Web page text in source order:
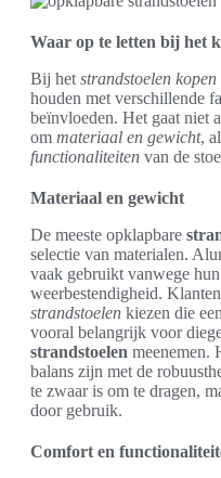
Waar op te letten bij het
Bij het strandstoelen kopen
houden met verschillende
beïnvloeden. Het gaat niet
om materiaal en gewicht,
functionaliteiten van de
Materiaal en gewicht
De meeste opklapbare
selectie van materialen.
vaak gebruikt vanwege
weerbestendigheid.
strandstoelen kiezen die
vooral belangrijk voor
strandstoelen meenemen.
balans zijn met de
te zwaar is om te dragen,
door gebruik.
Comfort en